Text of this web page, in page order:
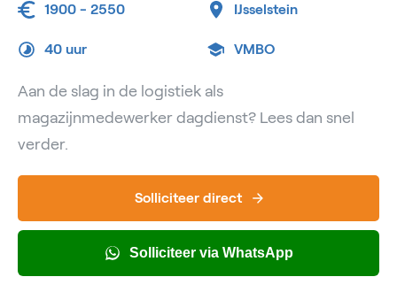
1900 - 2550 IJsselstein
40 uur VMBO
Aan de slag in de logistiek als
magazijnmedewerker dagdienst? Lees dan snel
verder.
Solliciteer direct
Solliciteer via WhatsApp